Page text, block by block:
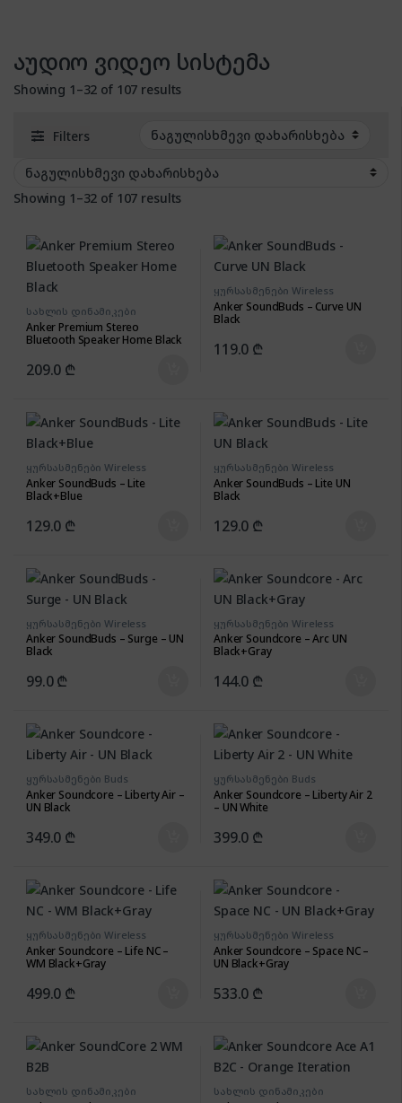
აუდიო ვიდეო სისტემა
Showing 1–32 of 107 results
Filters
Showing 1–32 of 107 results
სახლის დინამიკები
Anker Premium Stereo
Bluetooth Speaker Home Black
209.0 ₾
ყურსასმენები Wireless
Anker SoundBuds – Curve UN
Black
119.0 ₾
ყურსასმენები Wireless
Anker SoundBuds – Lite
Black+Blue
129.0 ₾
ყურსასმენები Wireless
Anker SoundBuds – Lite UN
Black
129.0 ₾
ყურსასმენები Wireless
Anker SoundBuds – Surge – UN
Black
99.0₾
ყურსასმენები Wireless
Anker Soundcore – Arc UN
Black+Gray
144.0 ₾
ყურსასმენები Buds
Anker Soundcore – Liberty Air –
UN Black
349.0 ₾
ყურსასმენები Buds
Anker Soundcore – Liberty Air 2
– UN White
399.0 ₾
ყურსასმენები Wireless
Anker Soundcore – Life NC –
WM Black+Gray
499.0 ₾
ყურსასმენები Wireless
Anker Soundcore – Space NC –
UN Black+Gray
533.0 ₾
სახლის დინამიკები სახლის დინამიკები